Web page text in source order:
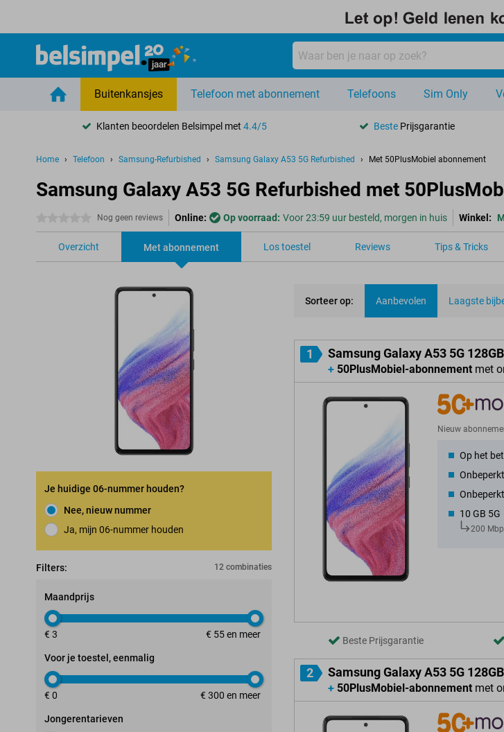
Buitenkansjes Telefoon met abonnement Telefoons Sim Only
Klanten beoordelen Belsimpel met4.4/5 Beste Prijsgarantie
Home Telefoon Samsung-Refurbished Samsung Galaxy A53 5G Refurbished Met 50PlusMobiel abonnement
Samsung Galaxy A53 5G Refurbished met
Nog geen reviews Online: Op voorraad: Voor 23:59 uur besteld, morgen in huis Winkel:
Overzicht Met abonnement Los toestel Reviews Tips & Tricks
Je huidige 06-nummer houden?
Nee, nieuw nummer
Ja, mijn 06-nummer houden
Nummerbehoudgarantie
Filters:
12 combinaties
Maandprijs
€ 3 € 55 en meer
Voor je toestel, eenmalig
€ 0 € 300 en meer
Jongerentarieven
Sorteer op: Aanbevolen Laagste
1 Samsung Galaxy A53 5G
+ 50PlusMobiel-abonnement met
Nieuw
Op het
10 GB 5G
200
Beste Prijsgarantie
2 Samsung Galaxy A53 5G
+ 50PlusMobiel-abonnement met